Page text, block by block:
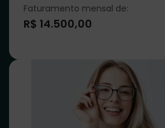
Faturamento mensal de:
R$ 14.500,00